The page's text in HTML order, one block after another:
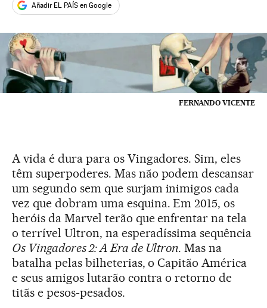
Añadir EL PAÍS en Google
FERNANDO VICENTE
A vida é dura para os Vingadores. Sim, eles
têm superpoderes. Mas não podem descansar
um segundo sem que surjam inimigos cada
vez que dobram uma esquina. Em 2015, os
heróis da Marvel terão que enfrentar na tela
o terrível Ultron, na esperadíssima sequência
Os Vingadores 2: A Era de Ultron. Mas na
batalha pelas bilheterias, o Capitão América
e seus amigos lutarão contra o retorno de
titãs e pesos-pesados.